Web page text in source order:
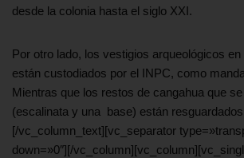
desde la colonia hasta el siglo XXI.
Por otro lado, los vestigios arqueológicos
están custodiados por el INPC, como
Mientras que los restos de cangahua que
(escalinata y una base) están
[/vc_column_text][vc_separator
down=»0″][/